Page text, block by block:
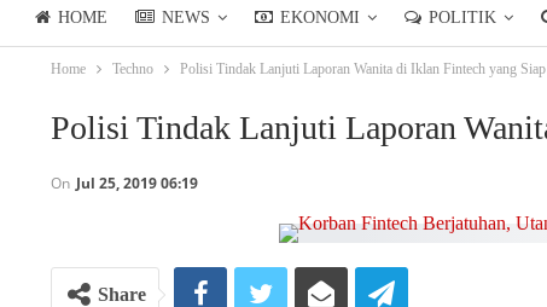
HOME NEWS EKONOMI POLITIK
LIFESTYLE ASIANPOSTTV
Home Techno Polisi Tindak Lanjuti Laporan Wanita di Iklan Fintech yang
Polisi Tindak Lanjuti Laporan
On Jul 25, 2019 06:19
Share